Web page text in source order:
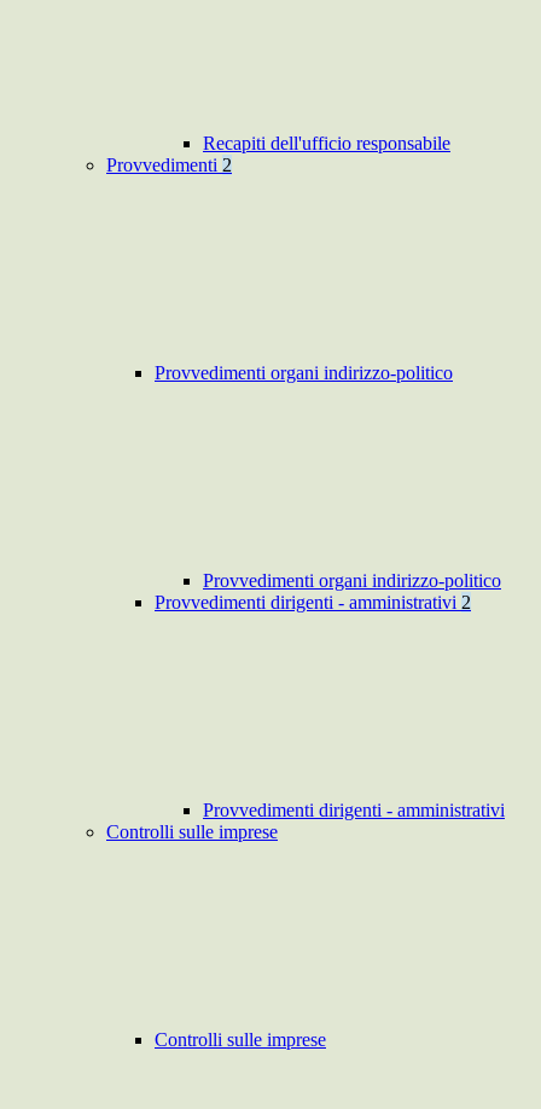
Recapiti dell'ufficio responsabile
Provvedimenti 2
Provvedimenti organi indirizzo-politico
Provvedimenti organi indirizzo-politico
Provvedimenti dirigenti - amministrativi 2
Provvedimenti dirigenti - amministrativi
Controlli sulle imprese
Controlli sulle imprese